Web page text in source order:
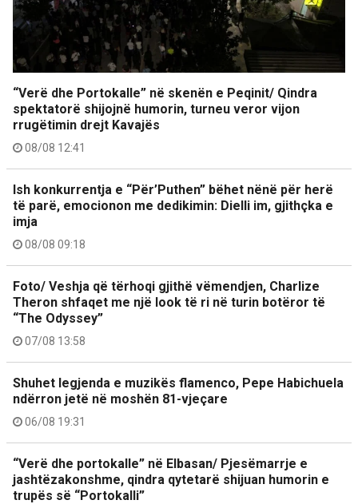
“Verë dhe Portokalle” në skenën e Peqinit/ Qindra
spektatorë shijojnë humorin, turneu veror vijon
rrugëtimin drejt Kavajës
08/08 12:41
Ish konkurrentja e “Për’Puthen” bëhet nënë për herë
të parë, emocionon me dedikimin: Dielli im, gjithçka e
imja
08/08 09:18
Foto/ Veshja që tërhoqi gjithë vëmendjen, Charlize
Theron shfaqet me një look të ri në turin botëror të
“The Odyssey”
07/08 13:58
Shuhet legjenda e muzikës flamenco, Pepe Habichuela
ndërron jetë në moshën 81-vjeçare
06/08 19:31
“Verë dhe portokalle” në Elbasan/ Pjesëmarrje e
jashtëzakonshme, qindra qytetarë shijuan humorin e
trupës së “Portokalli”